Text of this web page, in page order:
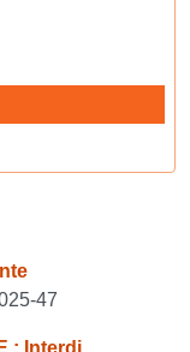
47
: Interdi